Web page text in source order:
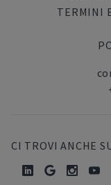
TERMINI
CI TROVI ANCHE